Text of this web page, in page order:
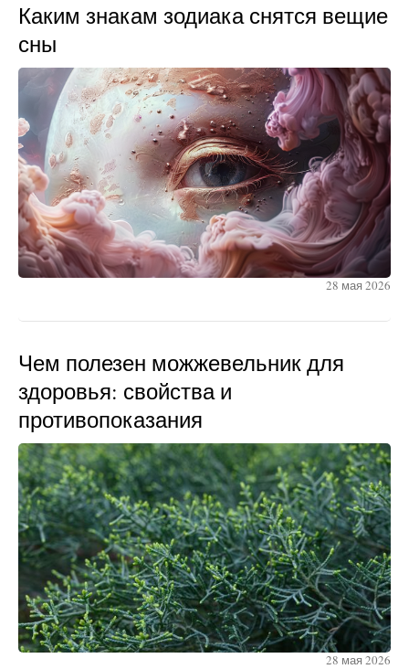
Каким знакам зодиака снятся вещие
сны
28 мая 2026
Чем полезен можжевельник для
здоровья: свойства и
противопоказания
28 мая 2026